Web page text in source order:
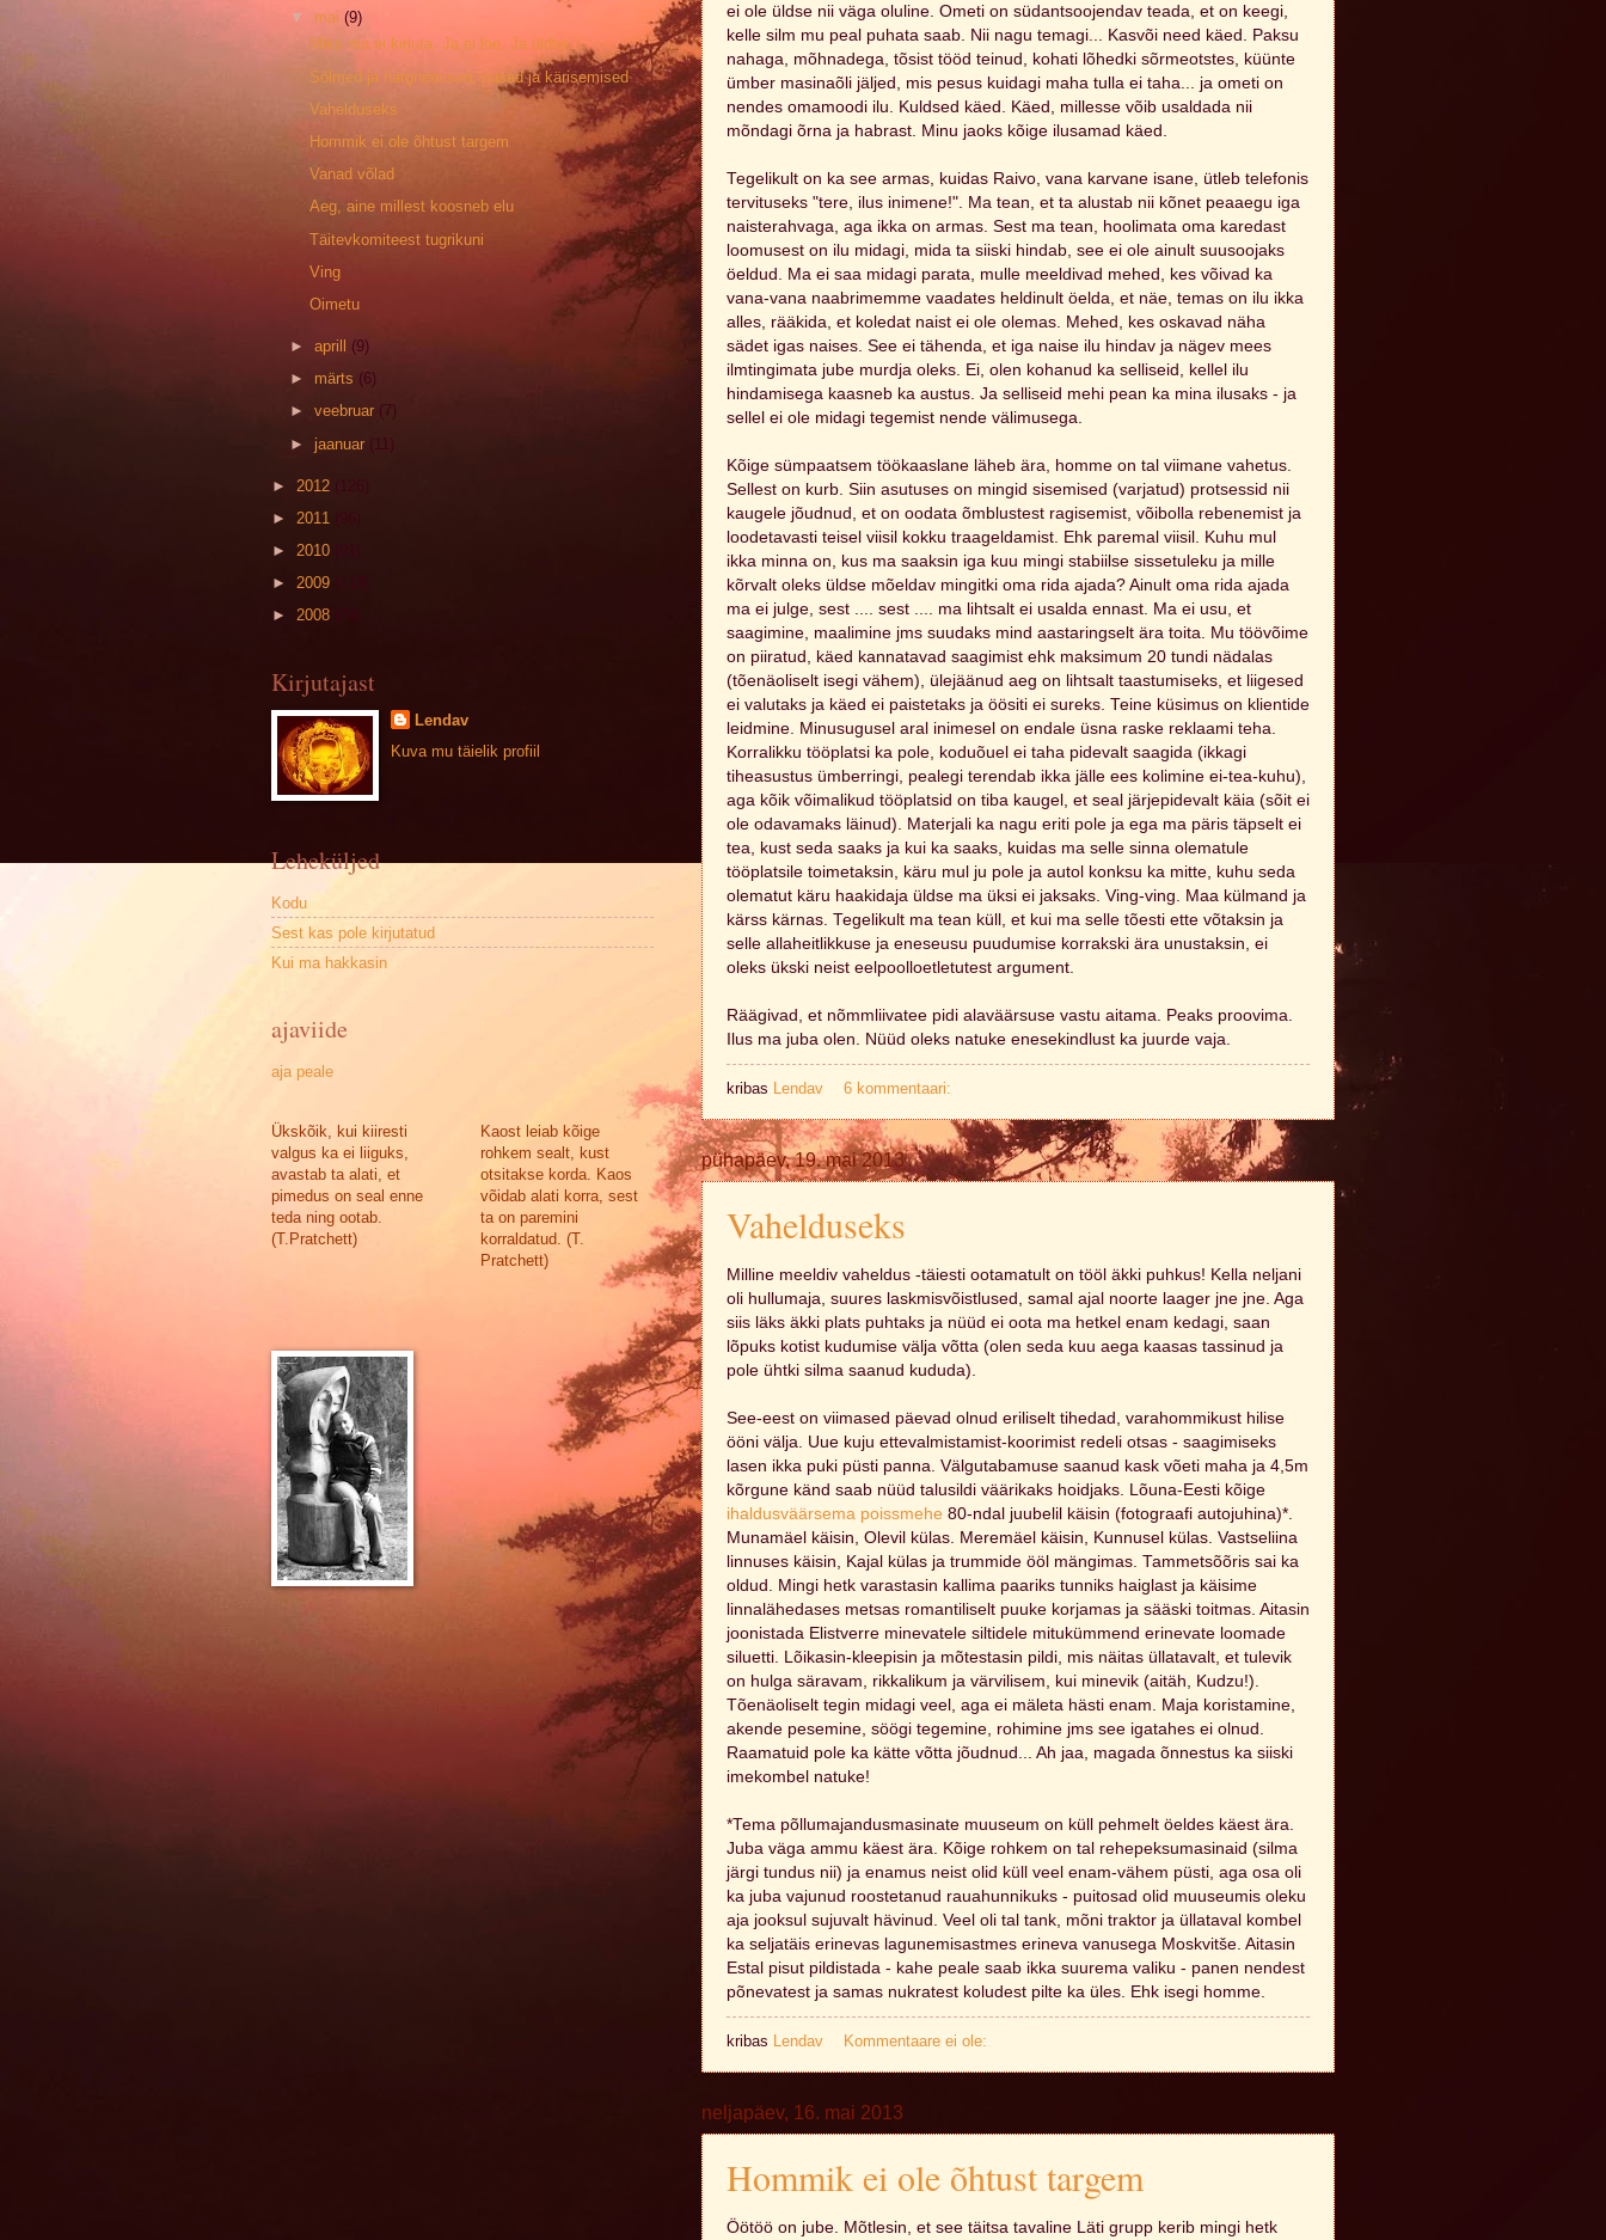
ei ole üldse nii väga oluline. Ometi on südantsoojendav teada, et on keegi,
kelle silm mu peal puhata saab. Nii nagu temagi... Kasvõi need käed. Paksu
nahaga, mõhnadega, tõsist tööd teinud, kohati lõhedki sõrmeotstes, küünte
ümber masinaõli jäljed, mis pesus kuidagi maha tulla ei taha... ja ometi on
nendes omamoodi ilu. Kuldsed käed. Käed, millesse võib usaldada nii
mõndagi õrna ja habrast. Minu jaoks kõige ilusamad käed.
Tegelikult on ka see armas, kuidas Raivo, vana karvane isane, ütleb telefonis
tervituseks "tere, ilus inimene!". Ma tean, et ta alustab nii kõnet peaaegu iga
naisterahvaga, aga ikka on armas. Sest ma tean, hoolimata oma karedast
loomusest on ilu midagi, mida ta siiski hindab, see ei ole ainult suusoojaks
öeldud. Ma ei saa midagi parata, mulle meeldivad mehed, kes võivad ka
vana-vana naabrimemme vaadates heldinult öelda, et näe, temas on ilu ikka
alles, rääkida, et koledat naist ei ole olemas. Mehed, kes oskavad näha
sädet igas naises. See ei tähenda, et iga naise ilu hindav ja nägev mees
ilmtingimata jube murdja oleks. Ei, olen kohanud ka selliseid, kellel ilu
hindamisega kaasneb ka austus. Ja selliseid mehi pean ka mina ilusaks - ja
sellel ei ole midagi tegemist nende välimusega.
Kõige sümpaatsem töökaaslane läheb ära, homme on tal viimane vahetus.
Sellest on kurb. Siin asutuses on mingid sisemised (varjatud) protsessid nii
kaugele jõudnud, et on oodata õmblustest ragisemist, võibolla rebenemist ja
loodetavasti teisel viisil kokku traageldamist. Ehk paremal viisil. Kuhu mul
ikka minna on, kus ma saaksin iga kuu mingi stabiilse sissetuleku ja mille
kõrvalt oleks üldse mõeldav mingitki oma rida ajada? Ainult oma rida ajada
ma ei julge, sest .... sest .... ma lihtsalt ei usalda ennast. Ma ei usu, et
saagimine, maalimine jms suudaks mind aastaringselt ära toita. Mu töövõime
on piiratud, käed kannatavad saagimist ehk maksimum 20 tundi nädalas
(tõenäoliselt isegi vähem), ülejäänud aeg on lihtsalt taastumiseks, et liigesed
ei valutaks ja käed ei paistetaks ja öösiti ei sureks. Teine küsimus on klientide
leidmine. Minusugusel aral inimesel on endale üsna raske reklaami teha.
Korralikku tööplatsi ka pole, koduõuel ei taha pidevalt saagida (ikkagi
tiheasustus ümberringi, pealegi terendab ikka jälle ees kolimine ei-tea-kuhu),
aga kõik võimalikud tööplatsid on tiba kaugel, et seal järjepidevalt käia (sõit ei
ole odavamaks läinud). Materjali ka nagu eriti pole ja ega ma päris täpselt ei
tea, kust seda saaks ja kui ka saaks, kuidas ma selle sinna olematule
tööplatsile toimetaksin, käru mul ju pole ja autol konksu ka mitte, kuhu seda
olematut käru haakidaja üldse ma üksi ei jaksaks. Ving-ving. Maa külmand ja
kärss kärnas. Tegelikult ma tean küll, et kui ma selle tõesti ette võtaksin ja
selle allaheitlikkuse ja eneseusu puudumise korrakski ära unustaksin, ei
oleks ükski neist eelpoolloetletutest argument.
Räägivad, et nõmmliivatee pidi alaväärsuse vastu aitama. Peaks proovima.
Ilus ma juba olen. Nüüd oleks natuke enesekindlust ka juurde vaja.
kribas Lendav 6 kommentaari:
pühapäev, 19. mai 2013
Vahelduseks
Milline meeldiv vaheldus -täiesti ootamatult on tööl äkki puhkus! Kella neljani
oli hullumaja, suures laskmisvõistlused, samal ajal noorte laager jne jne. Aga
siis läks äkki plats puhtaks ja nüüd ei oota ma hetkel enam kedagi, saan
lõpuks kotist kudumise välja võtta (olen seda kuu aega kaasas tassinud ja
pole ühtki silma saanud kududa).
See-eest on viimased päevad olnud eriliselt tihedad, varahommikust hilise
ööni välja. Uue kuju ettevalmistamist-koorimist redeli otsas - saagimiseks
lasen ikka puki püsti panna. Välgutabamuse saanud kask võeti maha ja 4,5m
kõrgune känd saab nüüd talusildi väärikaks hoidjaks. Lõuna-Eesti kõige
ihaldusväärsema poissmehe 80-ndal juubelil käisin (fotograafi autojuhina)*.
Munamäel käisin, Olevil külas. Meremäel käisin, Kunnusel külas. Vastseliina
linnuses käisin, Kajal külas ja trummide ööl mängimas. Tammetsõõris sai ka
oldud. Mingi hetk varastasin kallima paariks tunniks haiglast ja käisime
linnalähedases metsas romantiliselt puuke korjamas ja sääski toitmas. Aitasin
joonistada Elistverre minevatele siltidele mitukümmend erinevate loomade
siluetti. Lõikasin-kleepisin ja mõtestasin pildi, mis näitas üllatavalt, et tulevik
on hulga säravam, rikkalikum ja värvilisem, kui minevik (aitäh, Kudzu!).
Tõenäoliselt tegin midagi veel, aga ei mäleta hästi enam. Maja koristamine,
akende pesemine, söögi tegemine, rohimine jms see igatahes ei olnud.
Raamatuid pole ka kätte võtta jõudnud... Ah jaa, magada õnnestus ka siiski
imekombel natuke!
*Tema põllumajandusmasinate muuseum on küll pehmelt öeldes käest ära.
Juba väga ammu käest ära. Kõige rohkem on tal rehepeksumasinaid (silma
järgi tundus nii) ja enamus neist olid küll veel enam-vähem püsti, aga osa oli
ka juba vajunud roostetanud rauahunnikuks - puitosad olid muuseumis oleku
aja jooksul sujuvalt hävinud. Veel oli tal tank, mõni traktor ja üllataval kombel
ka seljatäis erinevas lagunemisastmes erineva vanusega Moskvitše. Aitasin
Estal pisut pildistada - kahe peale saab ikka suurema valiku - panen nendest
põnevatest ja samas nukratest koludest pilte ka üles. Ehk isegi homme.
kribas Lendav Kommentaare ei ole:
neljapäev, 16. mai 2013
Hommik ei ole õhtust targem
Öötöö on jube. Mõtlesin, et see täitsa tavaline Läti grupp kerib mingi hetk
▼ mai(9)
Miks ma ei kirjuta. Ja ei loe. Ja üldse
Sõlmed ja hargnemised, pusad ja kärisemised
Vahelduseks
Hommik ei ole õhtust targem
Vanad võlad
Aeg, aine millest koosneb elu
Täitevkomiteest tugrikuni
Ving
Oimetu
►aprill (9)
► märts (6)
►veebruar (7)
►jaanuar (11)
► 2012
► 2011
► 2010
► 2009
► 2008 (74)
Kirjutajast
Lendav
Kuva mu täielik profiil
Leheküljed
Kodu
Sest kas pole kirjutatud
Kui ma hakkasin
ajaviide
aja peale
Ükskõik, kui kiiresti
valgus ka ei liiguks,
avastab ta alati, et
pimedus on seal enne
teda ning ootab.
(T.Pratchett)
Kaost leiab kõige
rohkem sealt, kust
otsitakse korda. Kaos
võidab alati korra, sest
ta on paremini
korraldatud. (T.
Pratchett)